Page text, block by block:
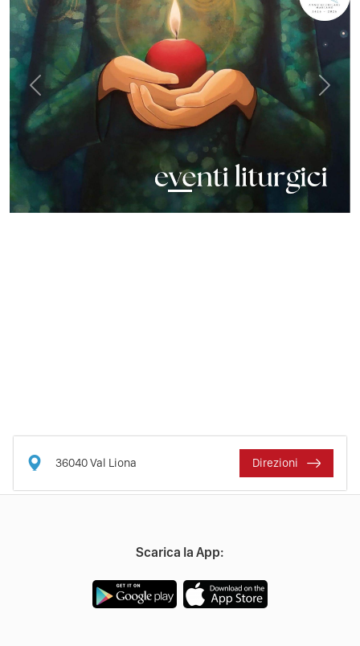
Previous Next
36040Val Liona Direzioni
Scarica la App: